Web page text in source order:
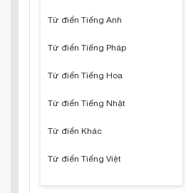
Từ điển Tiếng Anh
Từ điển Tiếng Pháp
Từ điển Tiếng Hoa
Từ điển Tiếng Nhật
Từ điển Khác
Từ điển Tiếng Việt